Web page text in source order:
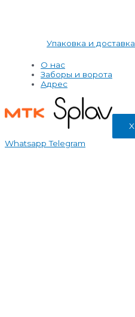
Упаковка и доставка
О нас
Заборы и ворота
Адрес
X
Whatsapp Telegram